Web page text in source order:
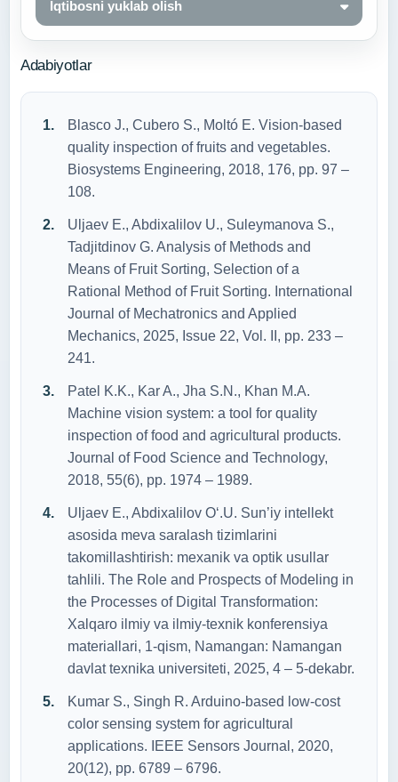
Iqtibosni yuklab olish
Adabiyotlar
Blasco J., Cubero S., Moltó E. Vision-based
quality inspection of fruits and vegetables.
Biosystems Engineering, 2018, 176, pp. 97 –
108.
Uljaev E., Abdixalilov U., Suleymanova S.,
Tadjitdinov G. Analysis of Methods and
Means of Fruit Sorting, Selection of a
Rational Method of Fruit Sorting. International
Journal of Mechatronics and Applied
Mechanics, 2025, Issue 22, Vol. II, pp. 233 –
241.
Patel K.K., Kar A., Jha S.N., Khan M.A.
Machine vision system: a tool for quality
inspection of food and agricultural products.
Journal of Food Science and Technology,
2018, 55(6), pp. 1974 – 1989.
Uljaev E., Abdixalilov O‘.U. Sun’iy intellekt
asosida meva saralash tizimlarini
takomillashtirish: mexanik va optik usullar
tahlili. The Role and Prospects of Modeling in
the Processes of Digital Transformation:
Xalqaro ilmiy va ilmiy-texnik konferensiya
materiallari, 1-qism, Namangan: Namangan
davlat texnika universiteti, 2025, 4 – 5-dekabr.
Kumar S., Singh R. Arduino-based low-cost
color sensing system for agricultural
applications. IEEE Sensors Journal, 2020,
20(12), pp. 6789 – 6796.